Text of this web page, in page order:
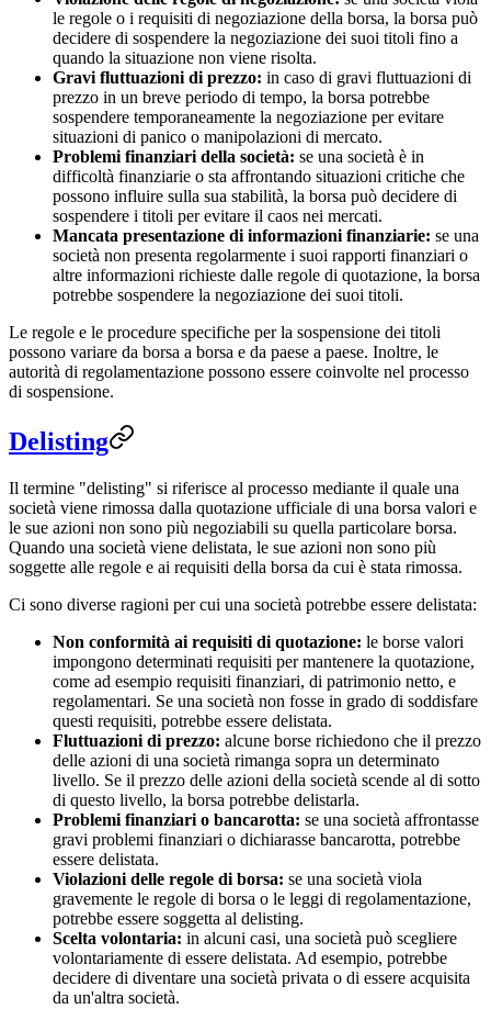
le regole o i requisiti di negoziazione della borsa, la borsa può
decidere di sospendere la negoziazione dei suoi titoli fino a
quando la situazione non viene risolta.
Gravi fluttuazioni di prezzo: in caso di gravi fluttuazioni di
prezzo in un breve periodo di tempo, la borsa potrebbe
sospendere temporaneamente la negoziazione per evitare
situazioni di panico o manipolazioni di mercato.
Problemi finanziari della società: se una società è in
difficoltà finanziarie o sta affrontando situazioni critiche che
possono influire sulla sua stabilità, la borsa può decidere di
sospendere i titoli per evitare il caos nei mercati.
Mancata presentazione di informazioni finanziarie: se una
società non presenta regolarmente i suoi rapporti finanziari o
altre informazioni richieste dalle regole di quotazione, la borsa
potrebbe sospendere la negoziazione dei suoi titoli.
Le regole e le procedure specifiche per la sospensione dei titoli
possono variare da borsa a borsa e da paese a paese. Inoltre, le
autorità di regolamentazione possono essere coinvolte nel processo
di sospensione.
Delisting
Il termine "delisting" si riferisce al processo mediante il quale una
società viene rimossa dalla quotazione ufficiale di una borsa valori e
le sue azioni non sono più negoziabili su quella particolare borsa.
Quando una società viene delistata, le sue azioni non sono più
soggette alle regole e ai requisiti della borsa da cui è stata rimossa.
Ci sono diverse ragioni per cui una società potrebbe essere delistata:
Non conformità ai requisiti di quotazione: le borse valori
impongono determinati requisiti per mantenere la quotazione,
come ad esempio requisiti finanziari, di patrimonio netto, e
regolamentari. Se una società non fosse in grado di soddisfare
questi requisiti, potrebbe essere delistata.
Fluttuazioni di prezzo: alcune borse richiedono che il prezzo
delle azioni di una società rimanga sopra un determinato
livello. Se il prezzo delle azioni della società scende al di sotto
di questo livello, la borsa potrebbe delistarla.
Problemi finanziari o bancarotta: se una società affrontasse
gravi problemi finanziari o dichiarasse bancarotta, potrebbe
essere delistata.
Violazioni delle regole di borsa: se una società viola
gravemente le regole di borsa o le leggi di regolamentazione,
potrebbe essere soggetta al delisting.
Scelta volontaria: in alcuni casi, una società può scegliere
volontariamente di essere delistata. Ad esempio, potrebbe
decidere di diventare una società privata o di essere acquisita
da un'altra società.